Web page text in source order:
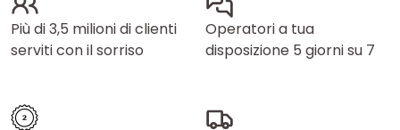
Più di 3,5 milioni di clienti
serviti con il sorriso
Operatori a tua
disposizione 5 giorni su 7